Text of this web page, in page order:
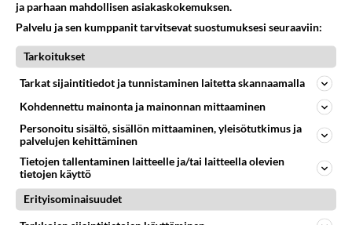
kenen näköinen
kaivattusi on ?
07.08.2026 16:24
41
547
06.08.2026 07:42
Ikävä
29
518
Olet ihana
05.08.2026 21:15
Ikävä
490
29
ja parhaan mahdollisen asiakaskokemuksen.
Palvelu ja sen kumppanit tarvitsevat suostumuksesi seuraaviin:
Tarkoitukset
Tarkat sijaintitiedot ja tunnistaminen laitetta skannaamalla
Kohdennettu mainonta ja mainonnan mittaaminen
Personoitu sisältö, sisällön mittaaminen, yleisötutkimus ja
palvelujen kehittäminen
Tietojen tallentaminen laitteelle ja/tai laitteella olevien
tietojen käyttö
Erityisominaisuudet